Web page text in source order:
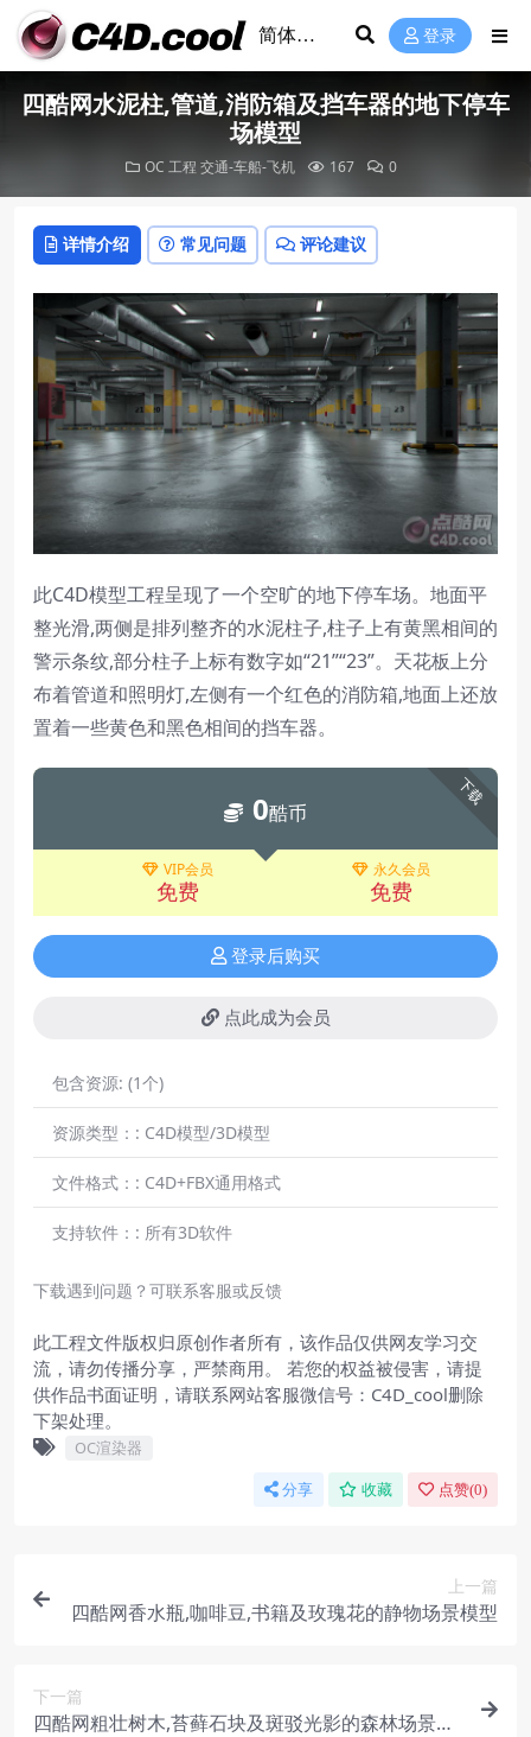
登录
四酷网水泥柱,管道,消防箱及挡车器的地下停车
场模型
OC 工程 交通-车船-飞机 167 0
详情介绍 常见问题 评论建议
此C4D模型工程呈现了一个空旷的地下停车场。地面平
整光滑,两侧是排列整齐的水泥柱子,柱子上有黄黑相间的
警示条纹,部分柱子上标有数字如“21”“23”。天花板上分
布着管道和照明灯,左侧有一个红色的消防箱,地面上还放
置着一些黄色和黑色相间的挡车器。
下载
0酷币
VIP会员
免费
永久会员
免费
登录后购买
点此成为会员
包含资源: (1个)
资源类型：: C4D模型/3D模型
文件格式：: C4D+FBX通用格式
支持软件：: 所有3D软件
下载遇到问题？可联系客服或反馈
此工程文件版权归原创作者所有，该作品仅供网友学习交
流，请勿传播分享，严禁商用。 若您的权益被侵害，请提
供作品书面证明，请联系网站客服微信号：C4D_cool删除
下架处理。
OC渲染器
分享 收藏 点赞(0)
上一篇
四酷网香水瓶,咖啡豆,书籍及玫瑰花的静物场景模型
下一篇
四酷网粗壮树木,苔藓石块及斑驳光影的森林场景模